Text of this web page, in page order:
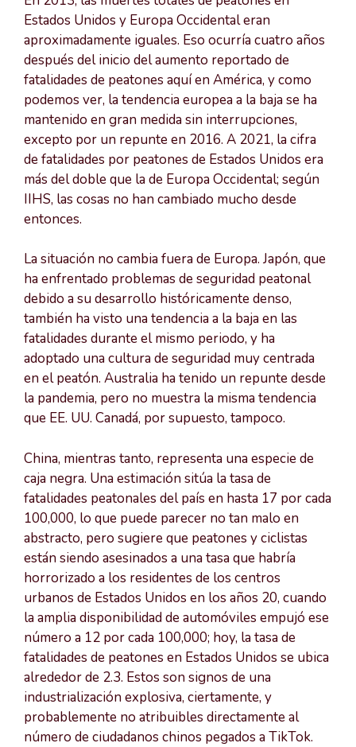
Estados Unidos y Europa Occidental eran
aproximadamente iguales. Eso ocurría cuatro años
después del inicio del aumento reportado de
fatalidades de peatones aquí en América, y como
podemos ver, la tendencia europea a la baja se ha
mantenido en gran medida sin interrupciones,
excepto por un repunte en 2016. A 2021, la cifra
de fatalidades por peatones de Estados Unidos era
más del doble que la de Europa Occidental; según
IIHS, las cosas no han cambiado mucho desde
entonces.
La situación no cambia fuera de Europa. Japón, que
ha enfrentado problemas de seguridad peatonal
debido a su desarrollo históricamente denso,
también ha visto una tendencia a la baja en las
fatalidades durante el mismo periodo, y ha
adoptado una cultura de seguridad muy centrada
en el peatón. Australia ha tenido un repunte desde
la pandemia, pero no muestra la misma tendencia
que EE. UU. Canadá, por supuesto, tampoco.
China, mientras tanto, representa una especie de
caja negra. Una estimación sitúa la tasa de
fatalidades peatonales del país en hasta 17 por cada
100,000, lo que puede parecer no tan malo en
abstracto, pero sugiere que peatones y ciclistas
están siendo asesinados a una tasa que habría
horrorizado a los residentes de los centros
urbanos de Estados Unidos en los años 20, cuando
la amplia disponibilidad de automóviles empujó ese
número a 12 por cada 100,000; hoy, la tasa de
fatalidades de peatones en Estados Unidos se ubica
alrededor de 2.3. Estos son signos de una
industrialización explosiva, ciertamente, y
probablemente no atribuibles directamente al
número de ciudadanos chinos pegados a TikTok.